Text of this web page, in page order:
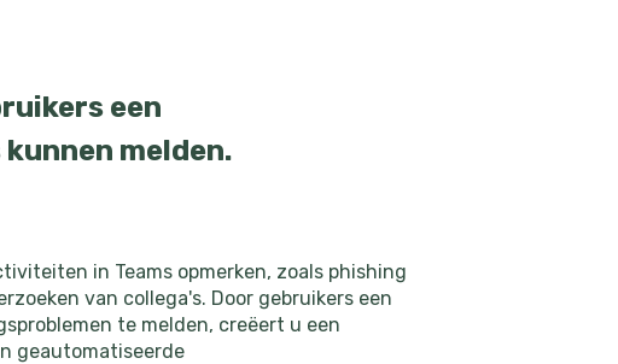
een
melden.
in Teams opmerken, zoals phishing
van collega's. Door gebruikers een
te melden, creëert u een
geautomatiseerde